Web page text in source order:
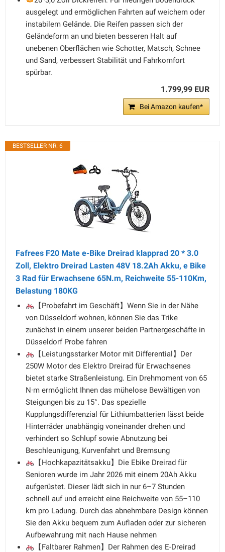
ausgelegt und ermöglichen Fahrten auf weichem oder
instabilem Gelände. Die Reifen passen sich der
Geländeform an und bieten besseren Halt auf
unebenen Oberflächen wie Schotter, Matsch, Schnee
und Sand, verbessert Stabilität und Fahrkomfort
spürbar.
1.799,99 EUR
Bei Amazon kaufen*
BESTSELLER NR. 6
Fafrees F20 Mate e-Bike Dreirad klapprad 20 * 3.0
Zoll, Elektro Dreirad Lasten 48V 18.2Ah Akku, e Bike
3 Rad für Erwachsene 65N.m, Reichweite 55-110Km,
Belastung 180KG
【Probefahrt im Geschäft】Wenn Sie in der Nähe
von Düsseldorf wohnen, können Sie das Trike
zunächst in einem unserer beiden Partnergeschäfte in
Düsseldorf Probe fahren
【Leistungsstarker Motor mit Differential】Der
250W Motor des Elektro Dreirad für Erwachsenes
bietet starke Straßenleistung. Ein Drehmoment von 65
N·m ermöglicht Ihnen das mühelose Bewältigen von
Steigungen bis zu 15°. Das spezielle
Kupplungsdifferenzial für Lithiumbatterien lässt beide
Hinterräder unabhängig voneinander drehen und
verhindert so Schlupf sowie Abnutzung bei
Beschleunigung, Kurvenfahrt und Bremsung
【Hochkapazitätsakku】​Die Ebike Dreirad für
Senioren wurde im Jahr 2026 mit einem 20Ah Akku​
aufgerüstet. Dieser lädt sich in nur 6–7 Stunden​
schnell auf und erreicht eine Reichweite von 55–110
km​ pro Ladung. Durch das abnehmbare Design​ können
Sie den Akku bequem zum Aufladen oder zur sicheren
Aufbewahrung mit nach Hause nehmen
【Faltbarer Rahmen】Der Rahmen des E-Dreirad